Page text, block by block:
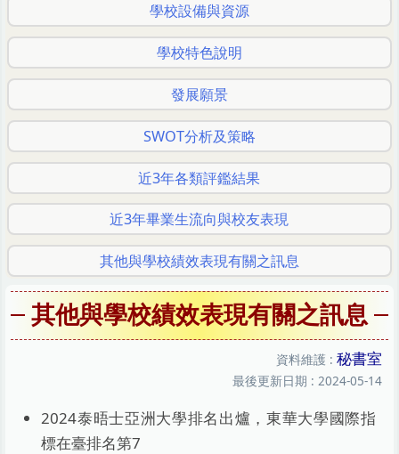
學校設備與資源
學校特色說明
發展願景
SWOT分析及策略
近3年各類評鑑結果
近3年畢業生流向與校友表現
其他與學校績效表現有關之訊息
其他與學校績效表現有關之訊息
資料維護 : 秘書室
最後更新日期 : 2024-05-14
2024泰晤士亞洲大學排名出爐，東華大學國際指
標在臺排名第7